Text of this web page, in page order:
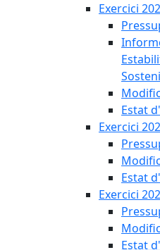
Exercici
Estat
Exercici
Estat
Exercici
Estat